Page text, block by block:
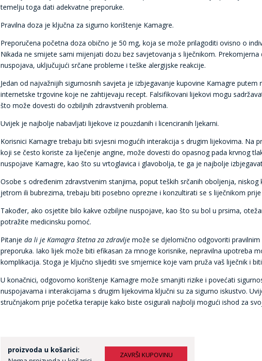
temelju toga dati adekvatne preporuke.
Pravilna doza je ključna za sigurno korištenje Kamagre.
Preporučena početna doza obično je 50 mg, koja se može prilagoditi ovisno o
Nikada ne smijete sami mijenjati dozu bez savjetovanja s liječnikom.
nuspojava, uključujući srčane probleme i teške alergijske reakcije.
Jedan od najvažnijih sigurnosnih savjeta je izbjegavanje kupovine Kamagre
internetske trgovine koje ne zahtijevaju recept. Falsifikovani lijekovi mogu
što može dovesti do ozbiljnih zdravstvenih problema.
Uvijek je najbolje nabavljati lijekove iz pouzdanih i licenciranih ljekarni.
Korisnici Kamagre trebaju biti svjesni mogućih interakcija s drugim lijekovima. Na
koji se često koriste za liječenje angine, može dovesti do opasnog pada krvnog
nuspojave Kamagre, kao što su vrtoglavica i glavobolja, te ga je najbolje
Osobe s određenim zdravstvenim stanjima, poput teških srčanih oboljenja, niskog
jetrom ili bubrezima, trebaju biti posebno oprezne i konzultirati se s liječnikom
Također, ako osjetite bilo kakve ozbiljne nuspojave, kao što su bol u prsima,
potražite medicinsku pomoć.
Pitanjeda li je Kamagra štetna za zdravlje može se djelomično odgovoriti
preporuka. Iako lijek može biti efikasan za mnoge korisnike, nepravilna upotreba
komplikacija. Stoga je ključno slijediti sve smjernice koje vam pruža vaš liječnik i
U konačnici, odgovorno korištenje Kamagre može smanjiti rizike i povećati
nuspojavama i interakcijama s drugim lijekovima ključni su za sigurno iskustvo.
stručnjakom prije početka terapije kako biste osigurali najbolji mogući ishod za
proizvoda u košarici: